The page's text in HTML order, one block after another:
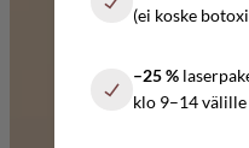
(ei koske
–25 %
klo 9–14 välille